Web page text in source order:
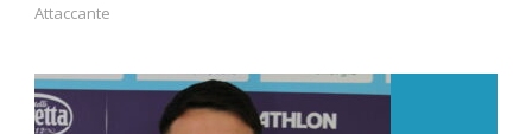
Attaccante